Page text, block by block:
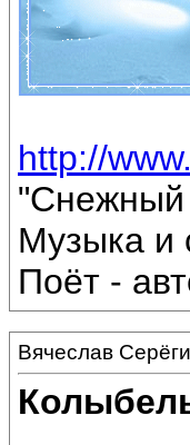
http://
"Снежный
Музыка и
Поёт -
Вячеслав